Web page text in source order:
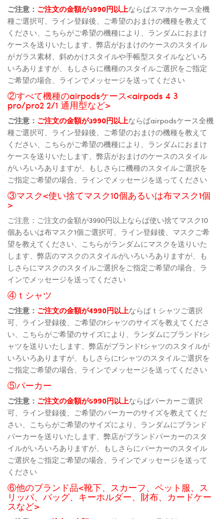
ご注意： ご注文の金額が3990円以上ならばスマホケース全機
種ご選択可、ライン登録後、ご希望のおまけの機種を教えて
ください、こちらがご希望の機種により、ランダムにおまけ
ケースを送りいたします、弊店がおまけのケースのスタイル
がガラス素材、斜めかけスタイルや手帳型スタイルなどいろ
いろありますが、もしさらに機種のスタイルご選択をご指定
ご希望の場合、ラインでメッセージを送ってください
②すべて機種のairpodsケース<airpods 4 3
pro/pro2 2/1 通用型など>
ご注意： ご注文の金額が3990円以上ならばairpodsケース全機
種ご選択可、ライン登録後、ご希望のおまけの機種を教えて
ください、こちらがご希望の機種により、ランダムにおまけ
ケースを送りいたします、弊店がおまけのケースのスタイル
がいろいろありますが、もしさらに機種のスタイルご選択を
ご指定ご希望の場合、ラインでメッセージを送ってください
③マスク<使い捨てマスク10個あるいは布マスク1個
>
ご注意：ご注文の金額が3990円以上ならば使い捨てマスク10
個あるいは布マスク1個ご選択可、ライン登録後、マスクご希
望を教えてください、こちらがランダムにマスクを送りいた
します、弊店のマスクのスタイルがいろいろありますが、も
しさらにマスクのスタイルご選択をご指定ご希望の場合、ラ
インでメッセージを送ってください
④ｔシャツ
ご注意： ご注文の金額が4990円以上ならばｔシャツご選択
可、ライン登録後、ご希望のtシャツのサイズを教えてくださ
い、こちらがご希望のサイズにより、ランダムにブランドtシ
ャツを送りいたします、弊店がブランドtシャツのスタイルが
いろいろありますが、もしさらにtシャツのスタイルご選択を
ご指定ご希望の場合、ラインでメッセージを送ってください
⑤パーカー
ご注意： ご注文の金額が5990円以上ならばパーカーご選択
可、ライン登録後、ご希望のパーカーのサイズを教えてくだ
さい、こちらがご希望のサイズにより、ランダムにブランド
パーカーを送りいたします、弊店がブランドパーカーのスタ
イルがいろいろありますが、もしさらにパーカーのスタイル
ご選択をご指定ご希望の場合、ラインでメッセージを送って
ください
⑥他のブランド品<靴下、スカーフ、ペット服、ス
リッパ、バッグ、キーホルダー、財布、カードケー
スなど>